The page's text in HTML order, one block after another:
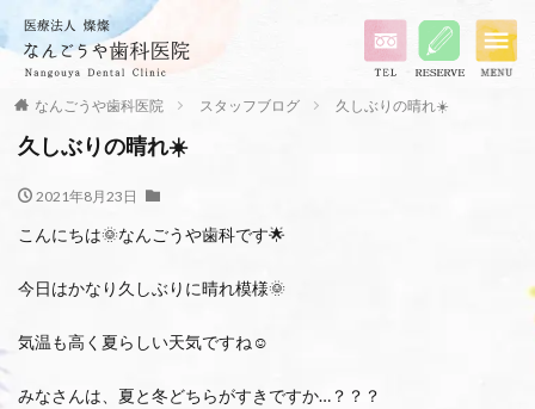
なんごうや歯科医院 スタッフブログ 久しぶりの晴れ☀️
久しぶりの晴れ☀️
2021年8月23日
こんにちは🌞なんごうや歯科です🌟
今日はかなり久しぶりに晴れ模様🌞
気温も高く夏らしい天気ですね☺️
みなさんは、夏と冬どちらがすきですか…？？？